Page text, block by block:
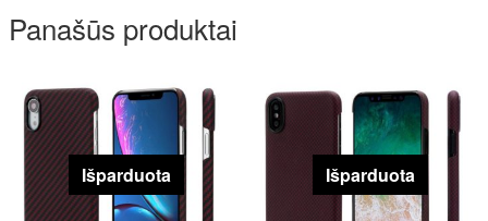
Panašūs produktai
Išparduota Išparduota